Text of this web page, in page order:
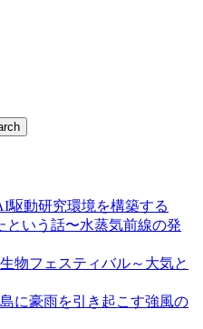
駆動研究環境を構築する
という話〜水蒸気前線の発
物フェスティバル～大気と
に豪雨を引き起こす強風の